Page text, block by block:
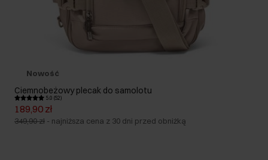
Nowość
Ciemnobeżowy plecak do samolotu
5.0 (52)
189,90 zł
349,90 zł - najniższa cena z 30 dni przed obniżką